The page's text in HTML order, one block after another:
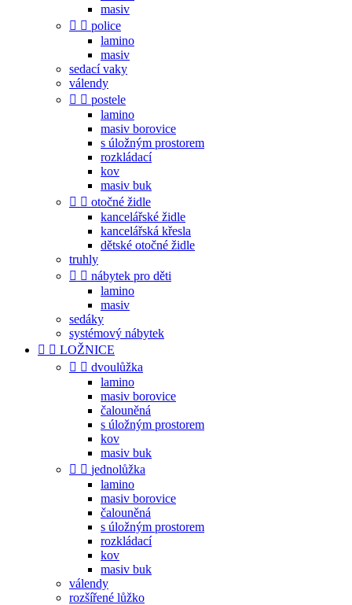
masiv
  police
lamino
masiv
sedací vaky
válendy
  postele
lamino
masiv borovice
s úložným prostorem
rozkládací
kov
masiv buk
  otočné židle
kancelářské židle
kancelářská křesla
dětské otočné židle
truhly
  nábytek pro děti
lamino
masiv
sedáky
systémový nábytek
  LOŽNICE
  dvoulůžka
lamino
masiv borovice
čalouněná
s úložným prostorem
kov
masiv buk
  jednolůžka
lamino
masiv borovice
čalouněná
s úložným prostorem
rozkládací
kov
masiv buk
válendy
rozšířené lůžko